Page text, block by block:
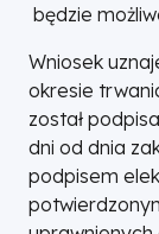
Otworzy
w
nowej
karcie
będzie
Wniosek
okresie
został
dni od dnia
podpisem